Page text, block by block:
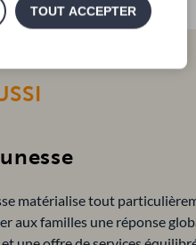
matérialise tout
aux familles une réponse
TOUT ACCEPTER